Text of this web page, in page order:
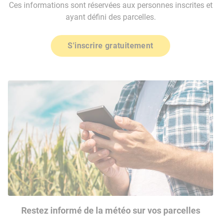
Ces informations sont réservées aux personnes inscrites et
ayant défini des parcelles.
S'inscrire gratuitement
Restez informé de la météo sur vos parcelles